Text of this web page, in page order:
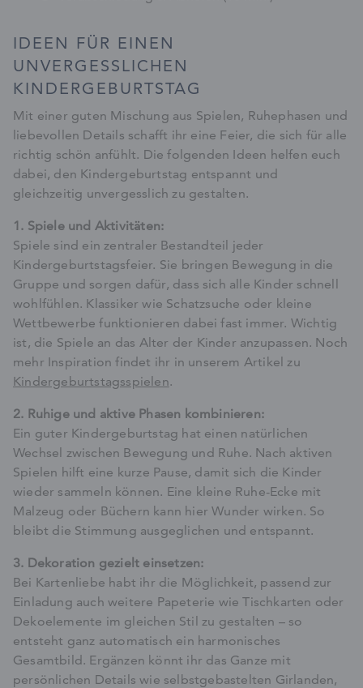
IDEEN FÜR EINEN
UNVERGESSLICHEN
KINDERGEBURTSTAG
Mit einer guten Mischung aus Spielen, Ruhephasen und
liebevollen Details schafft ihr eine Feier, die sich für alle
richtig schön anfühlt. Die folgenden Ideen helfen euch
dabei, den Kindergeburtstag entspannt und
gleichzeitig unvergesslich zu gestalten.
1. Spiele und Aktivitäten:
Spiele sind ein zentraler Bestandteil jeder
Kindergeburtstagsfeier. Sie bringen Bewegung in die
Gruppe und sorgen dafür, dass sich alle Kinder schnell
wohlfühlen. Klassiker wie Schatzsuche oder kleine
Wettbewerbe funktionieren dabei fast immer. Wichtig
ist, die Spiele an das Alter der Kinder anzupassen. Noch
mehr Inspiration findet ihr in unserem Artikel zu
Kindergeburtstagsspielen.
2. Ruhige und aktive Phasen kombinieren:
Ein guter Kindergeburtstag hat einen natürlichen
Wechsel zwischen Bewegung und Ruhe. Nach aktiven
Spielen hilft eine kurze Pause, damit sich die Kinder
wieder sammeln können. Eine kleine Ruhe-Ecke mit
Malzeug oder Büchern kann hier Wunder wirken. So
bleibt die Stimmung ausgeglichen und entspannt.
3. Dekoration gezielt einsetzen:
Bei Kartenliebe habt ihr die Möglichkeit, passend zur
Einladung auch weitere Papeterie wie Tischkarten oder
Dekoelemente im gleichen Stil zu gestalten – so
entsteht ganz automatisch ein harmonisches
Gesamtbild. Ergänzen könnt ihr das Ganze mit
persönlichen Details wie selbstgebastelten Girlanden,